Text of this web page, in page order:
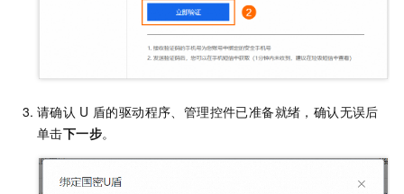
请确认 U 盾的驱动程序、管理控件已准备就绪，确认无误后
单击下一步。